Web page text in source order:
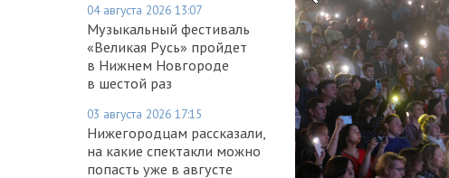
04 августа 2026 13:07
Музыкальный фестиваль
«Великая Русь» пройдет
в Нижнем Новгороде
в шестой раз
03 августа 2026 17:15
Нижегородцам рассказали,
на какие спектакли можно
попасть уже в августе